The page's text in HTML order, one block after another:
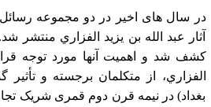
در سال های اخير در دو مجموعه
آثار عبد الله بن يزيد الفزاري منتشر
کشف شد و اهميت آنها مورد توجه
الفزاري، از متکلمان برجسته و
بغداد) در نيمه قرن دوم قمری شريک